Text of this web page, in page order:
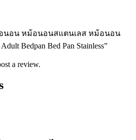
ม้อนอน หม้อนอนสแตนเลส หม้อนอน
Bedpan Bed Pan Stainless”
a review.